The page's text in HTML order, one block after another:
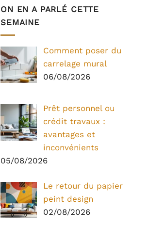
ON EN A PARLÉ CETTE
SEMAINE
Comment poser du
carrelage mural
06/08/2026
Prêt personnel ou
crédit travaux :
avantages et
inconvénients
05/08/2026
Le retour du papier
peint design
02/08/2026